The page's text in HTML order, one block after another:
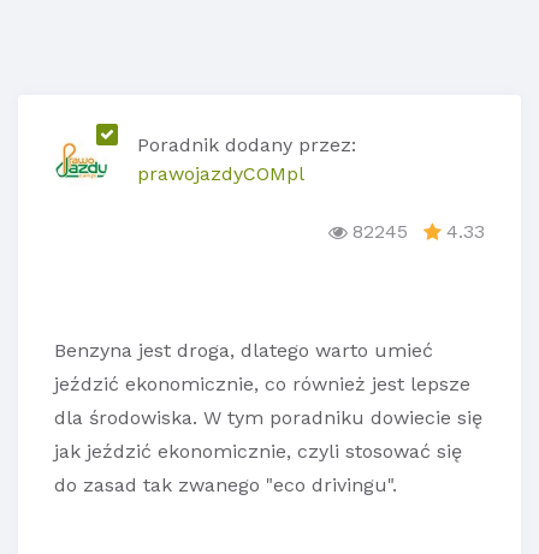
Poradnik dodany przez:
prawojazdyCOMpl
82245 4.33
Benzyna jest droga, dlatego warto umieć
jeździć ekonomicznie, co również jest lepsze
dla środowiska. W tym poradniku dowiecie się
jak jeździć ekonomicznie, czyli stosować się
do zasad tak zwanego "eco drivingu".